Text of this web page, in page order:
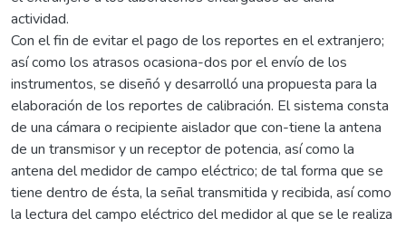
actividad.
Con el fin de evitar el pago de los reportes en el extranjero;
así como los atrasos ocasiona-dos por el envío de los
instrumentos, se diseñó y desarrolló una propuesta para la
elaboración de los reportes de calibración. El sistema consta
de una cámara o recipiente aislador que con-tiene la antena
de un transmisor y un receptor de potencia, así como la
antena del medidor de campo eléctrico; de tal forma que se
tiene dentro de ésta, la señal transmitida y recibida, así como
la lectura del campo eléctrico del medidor al que se le realiza